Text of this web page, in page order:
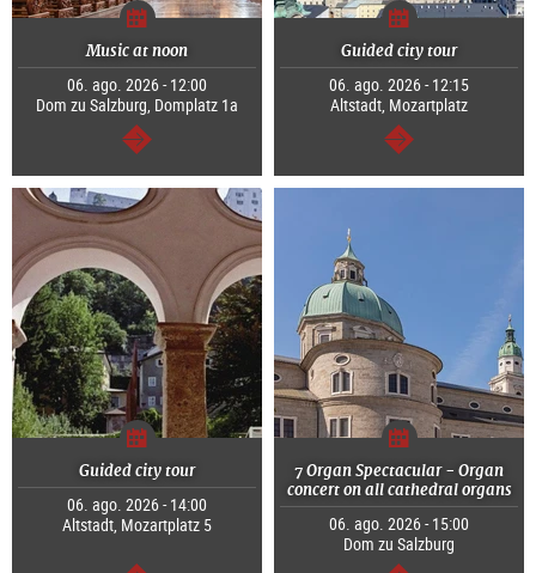
Music at noon
06. ago. 2026 - 12:00
Dom zu Salzburg, Domplatz 1a
continuar
Guided city tour
06. ago. 2026 - 12:15
Altstadt, Mozartplatz
continuar
Guided city tour
06. ago. 2026 - 14:00
Altstadt, Mozartplatz 5
7 Organ Spectacular - Organ
concert on all cathedral organs
06. ago. 2026 - 15:00
Dom zu Salzburg